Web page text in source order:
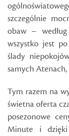
szczególnie
obaw –
wszystko jest
ślady
samych
Tym razem na
świetna oferta
posezonowe
Minute i